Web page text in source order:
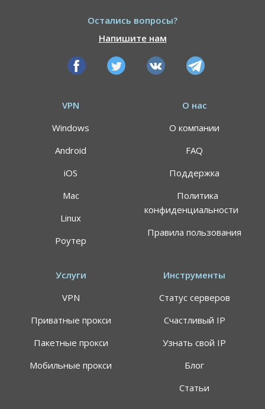
Остались вопросы?
Напишите нам
VPN
Windows
Android
iOS
Mac
Linux
Роутер
О нас
О компании
FAQ
Поддержка
Политика
конфиденциальности
Правила пользования
Услуги
VPN
Приватные прокси
Пакетные прокси
Мобильные прокси
Инструменты
Статус серверов
Счастливый IP
Узнать свой IP
Блог
Статьи